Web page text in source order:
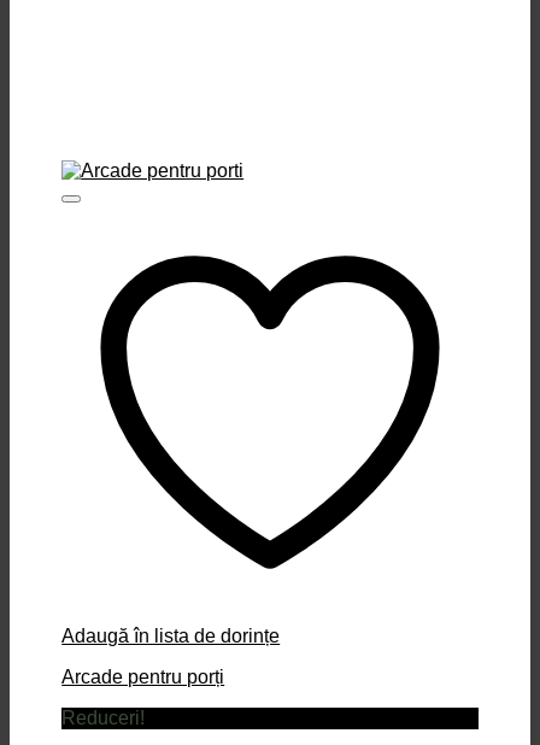
Adaugă în lista de dorințe
Arcade pentru porți
Reduceri!